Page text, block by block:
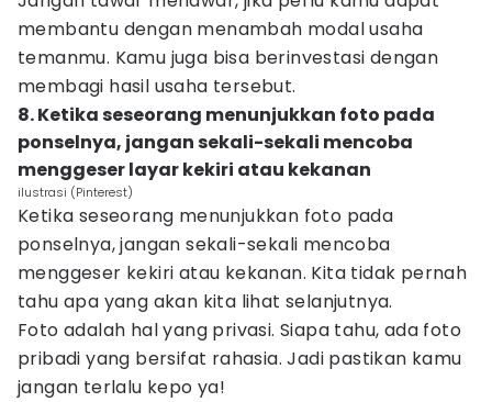
membantu dengan menambah modal usaha
temanmu. Kamu juga bisa berinvestasi dengan
membagi hasil usaha tersebut.
8. Ketika seseorang menunjukkan foto pada
ponselnya, jangan sekali-sekali mencoba
menggeser layar kekiri atau kekanan
ilustrasi (Pinterest)
Ketika seseorang menunjukkan foto pada
ponselnya, jangan sekali-sekali mencoba
menggeser kekiri atau kekanan. Kita tidak pernah
tahu apa yang akan kita lihat selanjutnya.
Foto adalah hal yang privasi. Siapa tahu, ada foto
pribadi yang bersifat rahasia. Jadi pastikan kamu
jangan terlalu kepo ya!